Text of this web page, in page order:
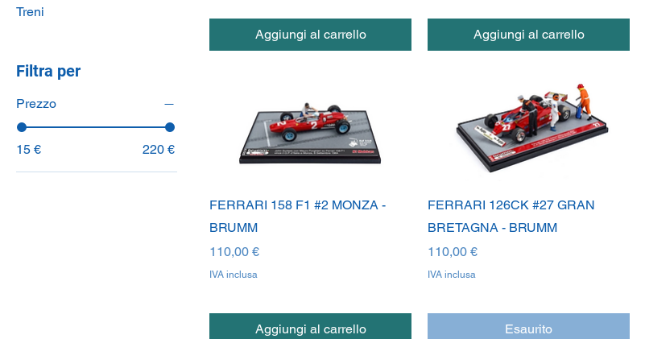
Treni
Filtra per
Prezzo
15 € 220 €
Aggiungi al carrello Aggiungi al carrello
FERRARI 158 F1 #2 MONZA -
BRUMM
Prezzo
110,00 €
IVA inclusa
Aggiungi al carrello
FERRARI 126CK #27 GRAN
BRETAGNA - BRUMM
Prezzo
110,00 €
IVA inclusa
Esaurito